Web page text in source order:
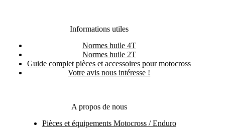
Informations utiles
Normes huile 4T
Normes huile 2T
Guide complet pièces et accessoires pour motocross
Votre avis nous intéresse !
A propos de nous
Pièces et équipements Motocross / Enduro